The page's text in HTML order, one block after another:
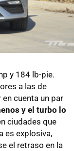
y 184 lb-pie.
a las de
cuenta un par
y el turbo lo
ciudades que
es explosiva,
el retraso en la